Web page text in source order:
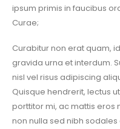
ipsum primis in faucibus
Curae;
Curabitur non erat quam,
gravida urna et interdum.
nisl vel risus adipiscing
Quisque hendrerit, lectus
porttitor mi, ac mattis eros
non nulla sed nibh